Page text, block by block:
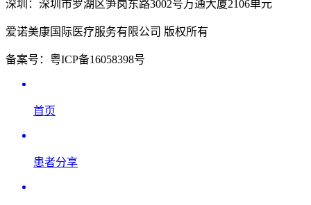
深圳：深圳市罗湖区笋岗东路3002号万通大厦2106单元
爱诺美康国际医疗服务有限公司 版权所有
备案号：粤ICP备16058398号
首页
患者分享